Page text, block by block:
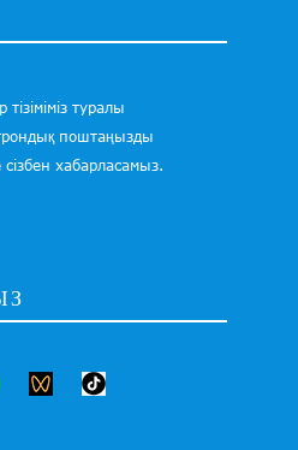
тізіміміз туралы
поштаңызды
хабарласамыз.